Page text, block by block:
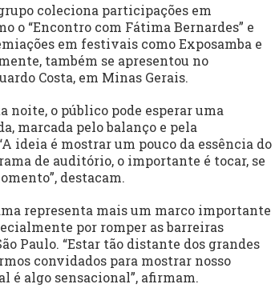
coleciona participações em
o “Encontro com Fátima Bernardes” e
em festivais como Exposamba e
também se apresentou no
Costa, em Minas Gerais.
noite, o público pode esperar uma
marcada pelo balanço e pela
ideia é mostrar um pouco da essência do
de auditório, o importante é tocar, se
destacam.
representa mais um marco importante
por romper as barreiras
Paulo. “Estar tão distante dos grandes
convidados para mostrar nosso
é algo sensacional”, afirmam.